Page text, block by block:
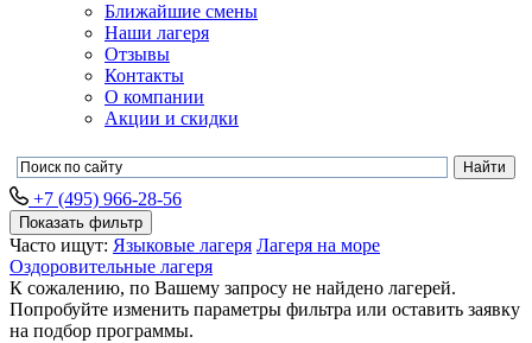
Ближайшие смены
Наши лагеря
Отзывы
Контакты
О компании
Акции и скидки
+7 (495) 966-28-56
Показать фильтр
Часто ищут: Языковые лагеря Лагеря на море
Оздоровительные лагеря
К сожалению, по Вашему запросу не найдено лагерей.
Попробуйте изменить параметры фильтра или оставить заявку
на подбор программы.